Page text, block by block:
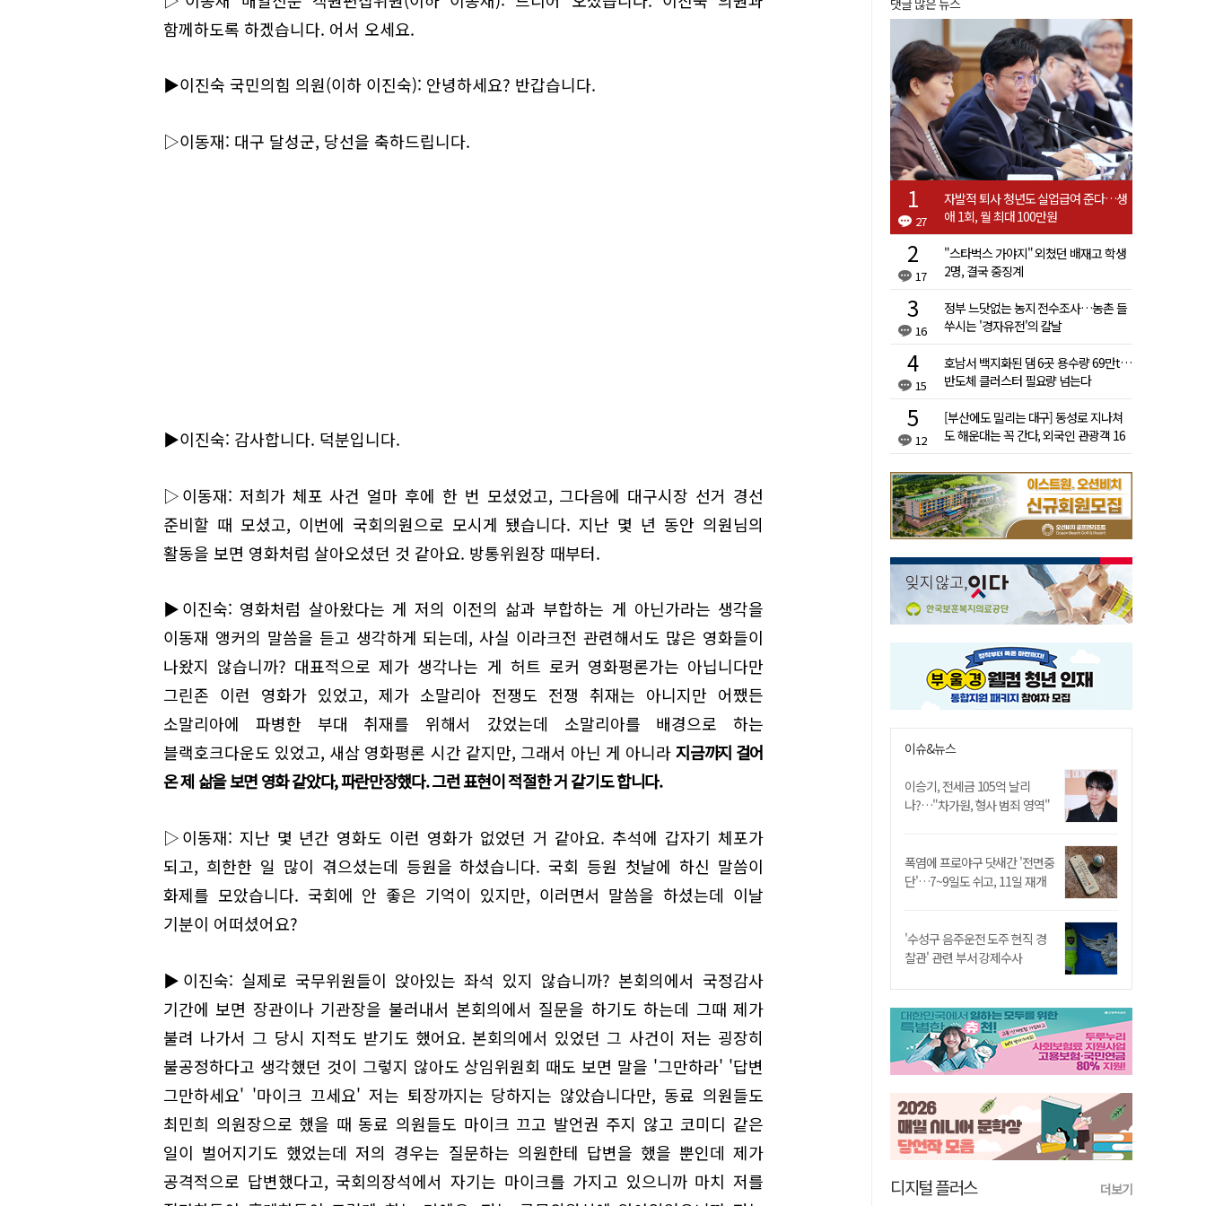
함께하도록 하겠습니다. 어서 오세요.
▶이진숙 국민의힘 의원(이하 이진숙): 안녕하세요? 반갑습니다.
▷이동재: 대구 달성군, 당선을 축하드립니다.
▶이진숙: 감사합니다. 덕분입니다.
▷이동재: 저희가 체포 사건 얼마 후에 한 번 모셨었고, 그다음에 대구시장 선거 경선
준비할 때 모셨고, 이번에 국회의원으로 모시게 됐습니다. 지난 몇 년 동안 의원님의
활동을 보면 영화처럼 살아오셨던 것 같아요. 방통위원장 때부터.
▶이진숙: 영화처럼 살아왔다는 게 저의 이전의 삶과 부합하는 게 아닌가라는 생각을
이동재 앵커의 말씀을 듣고 생각하게 되는데, 사실 이라크전 관련해서도 많은 영화들이
나왔지 않습니까? 대표적으로 제가 생각나는 게 허트 로커 영화평론가는 아닙니다만
그린존 이런 영화가 있었고, 제가 소말리아 전쟁도 전쟁 취재는 아니지만 어쨌든
소말리아에 파병한 부대 취재를 위해서 갔었는데 소말리아를 배경으로 하는
블랙호크다운도 있었고, 새삼 영화평론 시간 같지만, 그래서 아닌 게 아니라지금까지 걸어
온 제 삶을 보면 영화 같았다, 파란만장했다. 그런 표현이 적절한 거 같기도 합니다.
▷이동재: 지난 몇 년간 영화도 이런 영화가 없었던 거 같아요. 추석에 갑자기 체포가
되고, 희한한 일 많이 겪으셨는데 등원을 하셨습니다. 국회 등원 첫날에 하신 말씀이
화제를 모았습니다. 국회에 안 좋은 기억이 있지만, 이러면서 말씀을 하셨는데 이날
기분이 어떠셨어요?
▶이진숙: 실제로 국무위원들이 앉아있는 좌석 있지 않습니까? 본회의에서 국정감사
기간에 보면 장관이나 기관장을 불러내서 본회의에서 질문을 하기도 하는데 그때 제가
불려 나가서 그 당시 지적도 받기도 했어요. 본회의에서 있었던 그 사건이 저는 굉장히
불공정하다고 생각했던 것이 그렇지 않아도 상임위원회 때도 보면 말을 '그만하라' '답변
그만하세요' '마이크 끄세요' 저는 퇴장까지는 당하지는 않았습니다만, 동료 의원들도
최민희 의원장으로 했을 때 동료 의원들도 마이크 끄고 발언권 주지 않고 코미디 같은
일이 벌어지기도 했었는데 저의 경우는 질문하는 의원한테 답변을 했을 뿐인데 제가
공격적으로 답변했다고, 국회의장석에서 자기는 마이크를 가지고 있으니까 마치 저를
댓글 많은 뉴스
27
자발적 퇴사 청년도 실업급여 준다…생
애 1회, 월 최대 100만원
17
"스타벅스 가야지" 외쳤던 배재고 학생
2명, 결국 중징계
16
정부 느닷없는 농지 전수조사…농촌 들
쑤시는 '경자유전'의 칼날
15
호남서 백지화된 댐 6곳 용수량 69만t…
반도체 클러스터 필요량 넘는다
12
[부산에도 밀리는 대구] 동성로 지나쳐
도 해운대는 꼭 간다, 외국인 관광객 16
이슈&뉴스
이승기, 전세금 105억 날리
나?…"차가원, 형사 범죄 영역"
폭염에 프로야구 닷새간 '전면중
단'…7~9일도 쉬고, 11일 재개
'수성구 음주운전 도주 현직 경
찰관' 관련 부서 강제수사
디지털 플러스 더보기